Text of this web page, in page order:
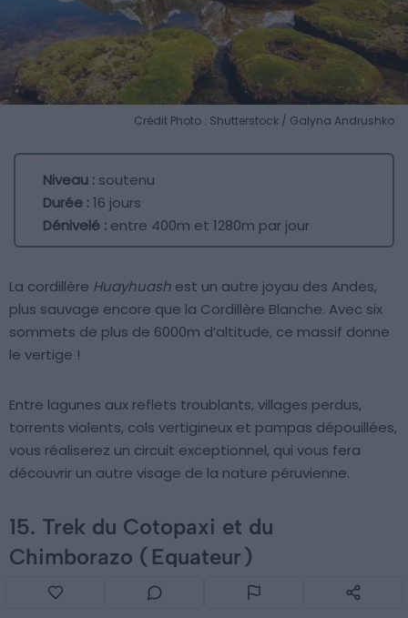
Crédit Photo : Shutterstock / Galyna Andrushko
Niveau : soutenu
Durée :16 jours
Dénivelé : entre 400m et 1280m par jour
La cordillère Huayhuash est un autre joyau des Andes,
plus sauvage encore que la Cordillère Blanche. Avec six
sommets de plus de 6000m d’altitude, ce massif donne
le vertige !
Entre lagunes aux reflets troublants, villages perdus,
torrents violents, cols vertigineux et pampas dépouillées,
vous réaliserez un circuit exceptionnel, qui vous fera
découvrir un autre visage de la nature péruvienne.
15. Trek du Cotopaxi et du
Chimborazo ( Equateur)